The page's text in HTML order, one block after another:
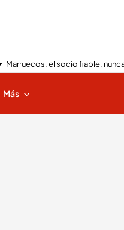
Marruecos, el socio fiable,
Más